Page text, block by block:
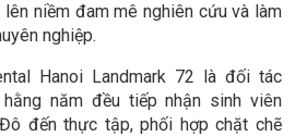
niềm đam mê nghiên cứu và làm
nghiệp.
Hanoi Landmark 72 là đối tác
năm đều tiếp nhận sinh viên
đến thực tập, phối hợp chặt chẽ